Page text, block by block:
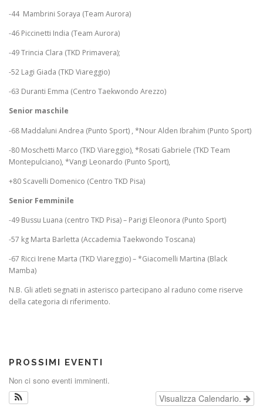
-44 Mambrini Soraya (Team Aurora)
-46 Piccinetti India (Team Aurora)
-49 Trincia Clara (TKD Primavera);
-52 Lagi Giada (TKD Viareggio)
-63 Duranti Emma (Centro Taekwondo Arezzo)
Senior maschile
-68 Maddaluni Andrea (Punto Sport) , *Nour Alden Ibrahim (Punto Sport)
-80 Moschetti Marco (TKD Viareggio), *Rosati Gabriele (TKD Team
Montepulciano), *Vangi Leonardo (Punto Sport),
+80 Scavelli Domenico (Centro TKD Pisa)
Senior Femminile
-49 Bussu Luana (centro TKD Pisa) – Parigi Eleonora (Punto Sport)
-57 kg Marta Barletta (Accademia Taekwondo Toscana)
-67 Ricci Irene Marta (TKD Viareggio) – *Giacomelli Martina (Black
Mamba)
N.B. Gli atleti segnati in asterisco partecipano al raduno come riserve
della categoria di riferimento.
PROSSIMI EVENTI
Non ci sono eventi imminenti.
Visualizza Calendario.